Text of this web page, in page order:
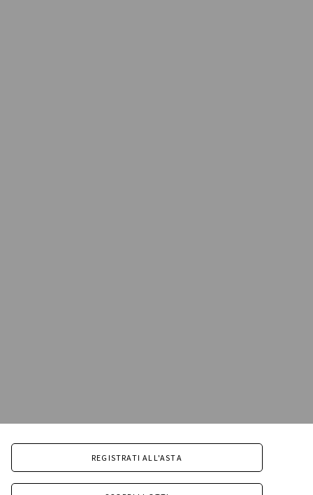
REGISTRATI ALL'ASTA